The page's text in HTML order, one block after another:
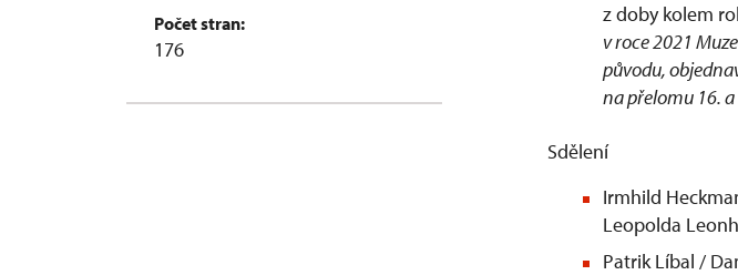
Počet stran:
176
z doby kolem
v roce 2021
původu,
na přelomu 16.
Sdělení
Irmhild
Leopolda
Patrik Líbal /